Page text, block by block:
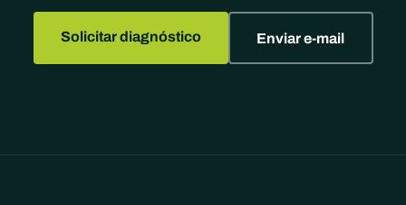
Solicitar diagnóstico Enviar e-mail